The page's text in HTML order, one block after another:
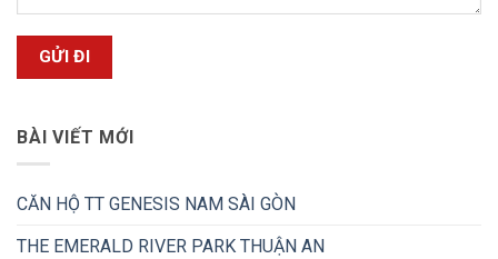
BÀI VIẾT MỚI
CĂN HỘ TT GENESIS NAM SÀI GÒN
THE EMERALD RIVER PARK THUẬN AN